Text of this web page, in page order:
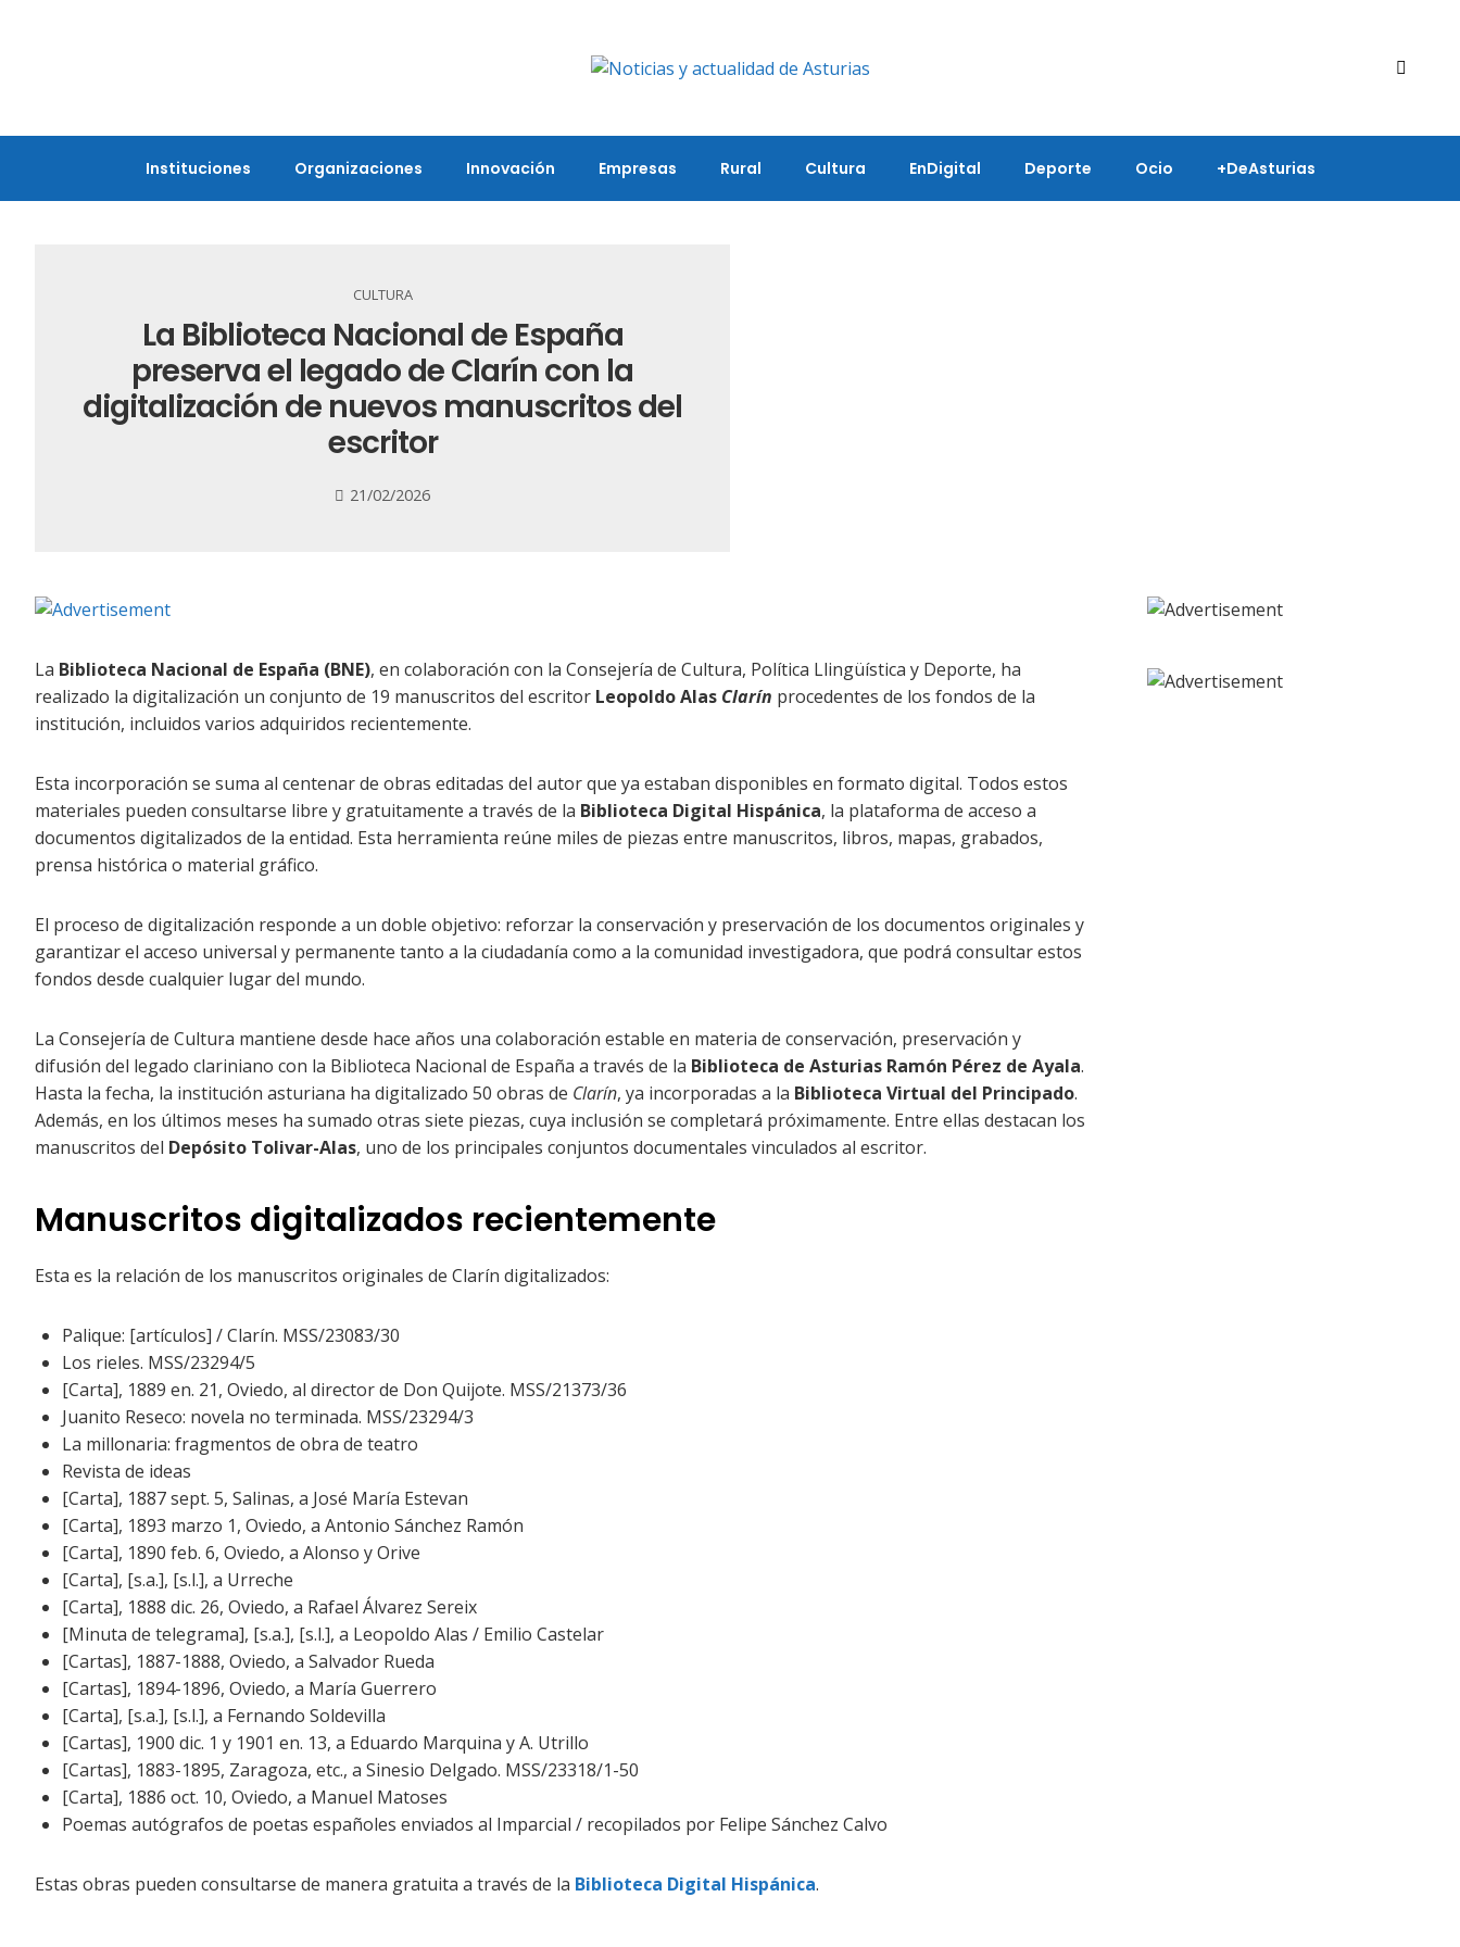
Instituciones Organizaciones Innovación Empresas Rural Cultura EnDigital Deporte Ocio +deAsturias
CULTURA
La Biblioteca Nacional de España
preserva el legado de Clarín con la
digitalización de nuevos manuscritos del
escritor
21/02/2026
La Biblioteca Nacional de España (BNE), en colaboración con la Consejería de Cultura, Política Llingüística y Deporte, ha
realizado la digitalización un conjunto de 19 manuscritos del escritor Leopoldo Alas Clarín procedentes de los fondos de la
institución, incluidos varios adquiridos recientemente.
Esta incorporación se suma al centenar de obras editadas del autor que ya estaban disponibles en formato digital. Todos estos
materiales pueden consultarse libre y gratuitamente a través de la Biblioteca Digital Hispánica, la plataforma de acceso a
documentos digitalizados de la entidad. Esta herramienta reúne miles de piezas entre manuscritos, libros, mapas, grabados,
prensa histórica o material gráfico.
El proceso de digitalización responde a un doble objetivo: reforzar la conservación y preservación de los documentos originales y
garantizar el acceso universal y permanente tanto a la ciudadanía como a la comunidad investigadora, que podrá consultar estos
fondos desde cualquier lugar del mundo.
La Consejería de Cultura mantiene desde hace años una colaboración estable en materia de conservación, preservación y
difusión del legado clariniano con la Biblioteca Nacional de España a través de la Biblioteca de Asturias Ramón Pérez de Ayala.
Hasta la fecha, la institución asturiana ha digitalizado 50 obras de Clarín, ya incorporadas a la Biblioteca Virtual del Principado.
Además, en los últimos meses ha sumado otras siete piezas, cuya inclusión se completará próximamente. Entre ellas destacan los
manuscritos del Depósito Tolivar-Alas, uno de los principales conjuntos documentales vinculados al escritor.
Manuscritos digitalizados recientemente
Esta es la relación de los manuscritos originales de Clarín digitalizados:
Palique: [artículos] / Clarín. MSS/23083/30
Los rieles. MSS/23294/5
[Carta], 1889 en. 21, Oviedo, al director de Don Quijote. MSS/21373/36
Juanito Reseco: novela no terminada. MSS/23294/3
La millonaria: fragmentos de obra de teatro
Revista de ideas
[Carta], 1887 sept. 5, Salinas, a José María Estevan
[Carta], 1893 marzo 1, Oviedo, a Antonio Sánchez Ramón
[Carta], 1890 feb. 6, Oviedo, a Alonso y Orive
[Carta], [s.a.], [s.l.], a Urreche
[Carta], 1888 dic. 26, Oviedo, a Rafael Álvarez Sereix
[Minuta de telegrama], [s.a.], [s.l.], a Leopoldo Alas / Emilio Castelar
[Cartas], 1887-1888, Oviedo, a Salvador Rueda
[Cartas], 1894-1896, Oviedo, a María Guerrero
[Carta], [s.a.], [s.l.], a Fernando Soldevilla
[Cartas], 1900 dic. 1 y 1901 en. 13, a Eduardo Marquina y A. Utrillo
[Cartas], 1883-1895, Zaragoza, etc., a Sinesio Delgado. MSS/23318/1-50
[Carta], 1886 oct. 10, Oviedo, a Manuel Matoses
Poemas autógrafos de poetas españoles enviados al Imparcial / recopilados por Felipe Sánchez Calvo
Estas obras pueden consultarse de manera gratuita a través de la Biblioteca Digital Hispánica.